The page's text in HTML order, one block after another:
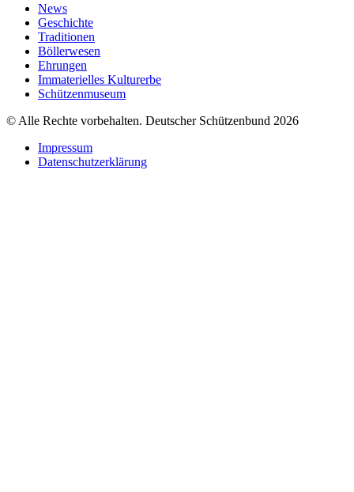
News
Geschichte
Traditionen
Böllerwesen
Ehrungen
Immaterielles Kulturerbe
Schützenmuseum
© Alle Rechte vorbehalten. Deutscher Schützenbund 2026
Impressum
Datenschutzerklärung